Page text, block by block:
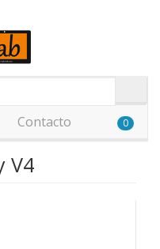
Contacto 0
V4